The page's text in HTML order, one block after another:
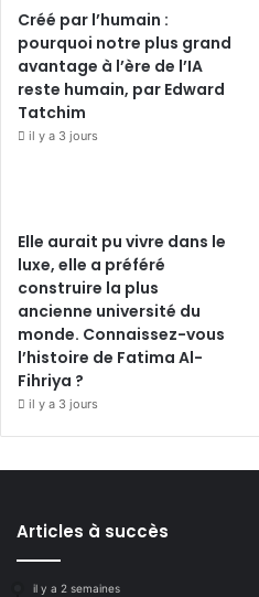
Créé par l’humain :
pourquoi notre plus grand
avantage à l’ère de l’IA
reste humain, par Edward
Tatchim
il y a 3 jours
Elle aurait pu vivre dans le
luxe, elle a préféré
construire la plus
ancienne université du
monde. Connaissez-vous
l’histoire de Fatima Al-
Fihriya ?
il y a 3 jours
Articles à succès
il y a 2 semaines